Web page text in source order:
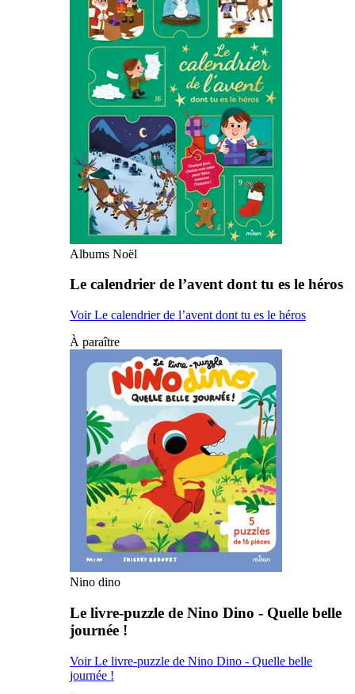
Albums Noël
Le calendrier de l’avent dont tu es le héros
Voir Le calendrier de l’avent dont tu es le héros
À paraître
Nino dino
Le livre-puzzle de Nino Dino - Quelle belle
journée !
Voir Le livre-puzzle de Nino Dino - Quelle belle
journée !